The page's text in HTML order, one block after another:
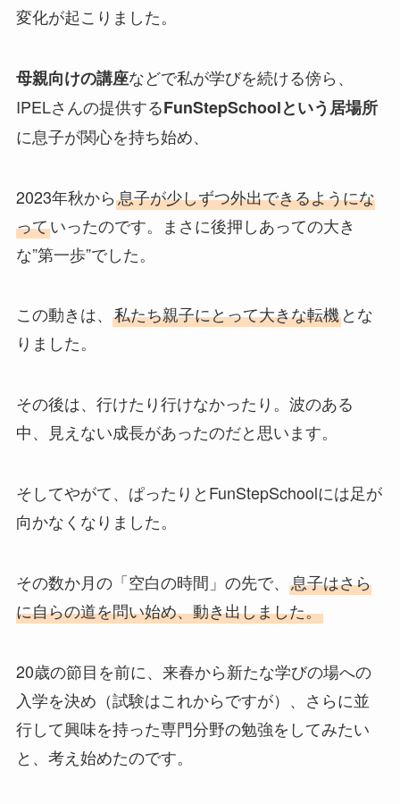
変化が起こりました。
母親向けの講座などで私が学びを続ける傍ら、
IPELさんの提供するFunStepSchoolという居場所
に息子が関心を持ち始め、
2023年秋から息子が少しずつ外出できるようにな
っていったのです。まさに後押しあっての大き
な”第一歩”でした。
この動きは、 私たち親子にとって大きな転機とな
りました。
その後は、行けたり行けなかったり。波のある
中、見えない成長があったのだと思います。
そしてやがて、ぱったりとFunStepSchoolには足が
向かなくなりました。
その数か月の「空白の時間」の先で、 息子はさら
に自らの道を問い始め、動き出しました。
20歳の節目を前に、来春から新たな学びの場への
入学を決め（試験はこれからですが）、さらに並
行して興味を持った専門分野の勉強をしてみたい
と、考え始めたのです。